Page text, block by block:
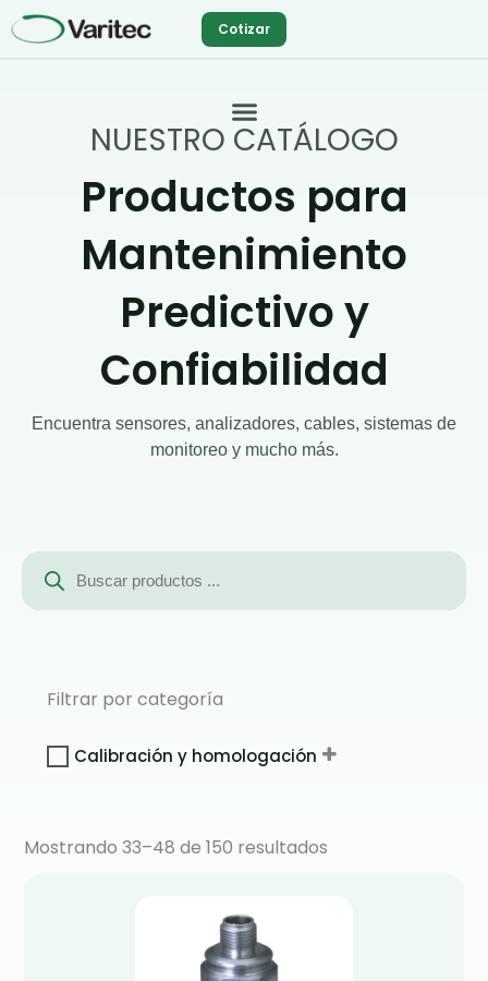
al
Cotizar
NUESTRO CATÁLOGO
Productos para
Mantenimiento
Predictivo y
Confiabilidad
Encuentra sensores, analizadores, cables, sistemas de
monitoreo y mucho más.
Búsqueda
productos
Filtrar por categoría
Calibración y homologación
Mostrando 33–48 de 150 resultados